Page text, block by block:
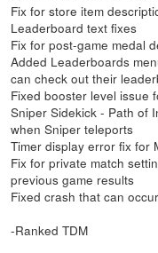
Fix for store item
Leaderboard text fixes
Fix for post-game medal
Added Leaderboards
can check out their
Fixed booster level issue
Sniper Sidekick - Path of
when Sniper teleports
Timer display error fix for
Fix for private match
previous game results
Fixed crash that can
-Ranked TDM